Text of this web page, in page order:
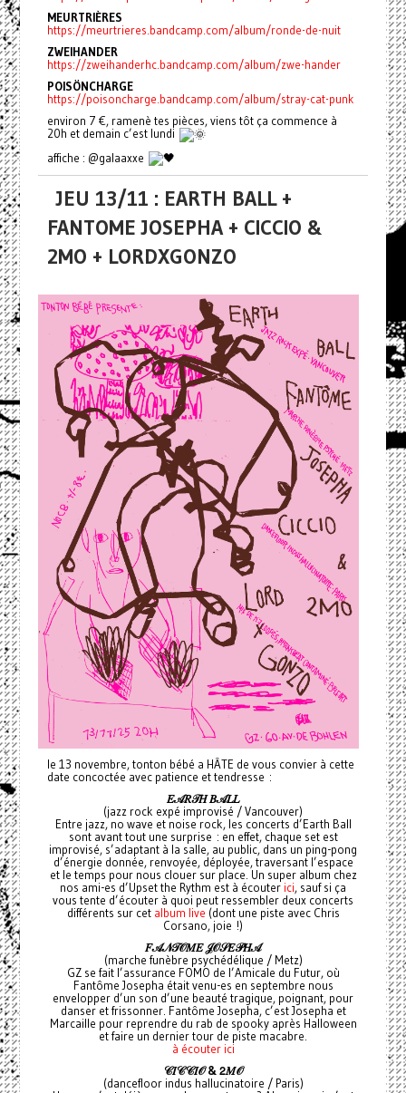
MEURTRIÈRES
https://meurtrieres.bandcamp.com/album/ronde-de-nuit
ZWEIHANDER
https://zweihanderhc.bandcamp.com/album/zwe-hander
POISÖNCHARGE
https://poisoncharge.bandcamp.com/album/stray-cat-punk
environ 7 €, ramenè tes pièces, viens tôt ça commence à
20h et demain c’est lundi
affiche : @galaaxxe
JEU 13/11 : EARTH BALL +
FANTOME JOSEPHA + CICCIO &
2MO + LORDXGONZO
le 13 novembre, tonton bébé a HÂTE de vous convier à cette
date concoctée avec patience et tendresse :
𝐸𝒜𝑅𝒯𝐻𝐵𝒜𝐿𝐿
(jazz rock expé improvisé / Vancouver)
Entre jazz, no wave et noise rock, les concerts d’Earth Ball
sont avant tout une surprise : en effet, chaque set est
improvisé, s’adaptant à la salle, au public, dans un ping-pong
d’énergie donnée, renvoyée, déployée, traversant l’espace
et le temps pour nous clouer sur place. Un super album chez
nos ami-es d’Upset the Rythm est à écouter ici, sauf si ça
vous tente d’écouter à quoi peut ressembler deux concerts
différents sur cet album live (dont une piste avec Chris
Corsano, joie !)
𝐹𝒜𝒩𝒯𝒪𝑀𝐸𝒥𝒪𝒮𝐸𝒫𝐻𝒜
(marche funèbre psychédélique / Metz)
GZ se fait l’assurance FOMO de l’Amicale du Futur, où
Fantôme Josepha était venu-es en septembre nous
envelopper d’un son d’une beauté tragique, poignant, pour
danser et frissonner. Fantôme Josepha, c’est Josepha et
Marcaille pour reprendre du rab de spooky après Halloween
et faire un dernier tour de piste macabre.
à écouter ici
𝒞𝐼𝒞𝒞𝐼𝒪 &𝟤𝑀𝒪
(dancefloor indus hallucinatoire / Paris)